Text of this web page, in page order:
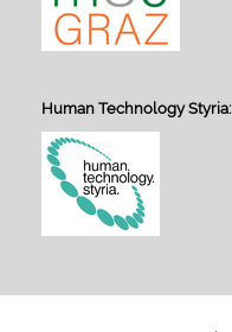
Human Technology Styria: